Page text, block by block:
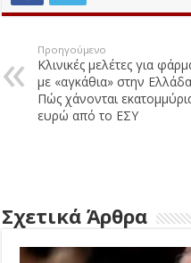
Προηγούμενο
Κλινικές μελέτες για
με «αγκάθια» στην
Πώς χάνονται
ευρώ από το ΕΣΥ
Σχετικά Άρθρα